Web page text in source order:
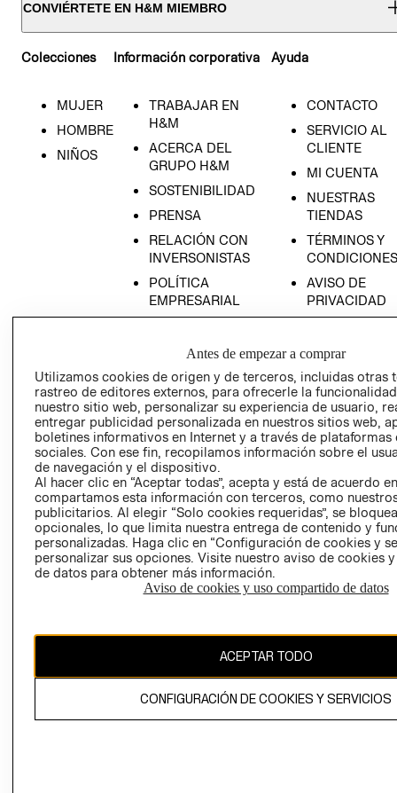
CONVIÉRTETE EN H&M MIEMBRO
Colecciones
MUJER
HOMBRE
NIÑOS
Información corporativa
TRABAJAR EN
H&M
ACERCA DEL
GRUPO H&M
SOSTENIBILIDAD
PRENSA
RELACIÓN CON
INVERSONISTAS
POLÍTICA
EMPRESARIAL
Ayuda
CONTACTO
SERVICIO AL
CLIENTE
MI CUENTA
NUESTRAS
TIENDAS
TÉRMINOS Y
CONDICIONES
AVISO DE
PRIVACIDAD
AVISO DE
LIBRO DE
Ecuador ($)
CAMBIAR REGIÓN
propiedad de H&M Hennes & Mauritz AB.
Antes de empezar a comprar
Utilizamos cookies de origen y de terceros, incluidas otras
rastreo de editores externos, para ofrecerle la
nuestro sitio web, personalizar su experiencia de usuario,
entregar publicidad personalizada en nuestros sitios web,
boletines informativos en Internet y a través de plataformas
sociales. Con ese fin, recopilamos información sobre el
de navegación y el dispositivo.
Al hacer clic en “Aceptar todas”, acepta y está de acuerdo
compartamos esta información con terceros, como
publicitarios. Al elegir “Solo cookies requeridas”, se
opcionales, lo que limita nuestra entrega de contenido y
personalizadas. Haga clic en “Configuración de cookies y
personalizar sus opciones. Visite nuestro aviso de cookies
de datos para obtener más información.
Aviso de cookies y uso compartido de datos
ACEPTAR TODO
CONFIGURACIÓN DE COOKIES Y SERVICIOS